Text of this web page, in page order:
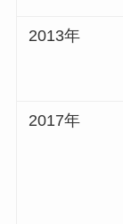
2013年
2017年